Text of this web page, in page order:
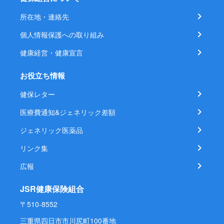
所在地・連絡先
個人情報保護への取り組み
健康経営・健康宣言
お役立ち情報
健保レター
医療費通知&ジェネリック差額
ジェネリック医薬品
リンク集
広報
JSR健康保険組合
〒510-8552
三重県四日市市川尻町100番地